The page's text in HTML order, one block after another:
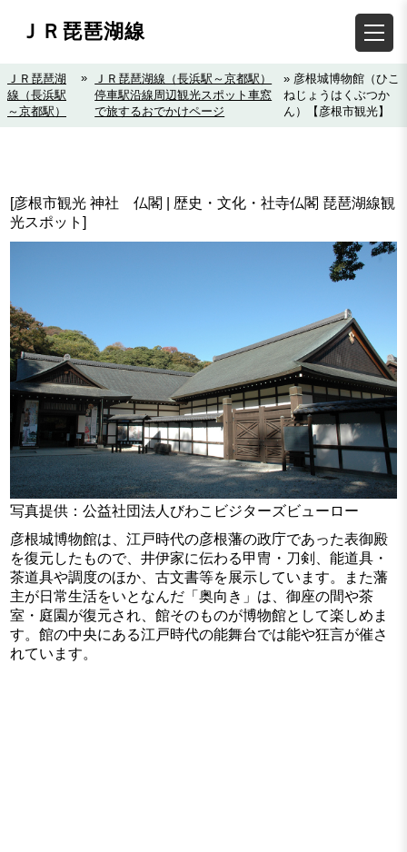
ＪＲ琵琶湖線
ＪＲ琵琶湖
線（長浜駅
～京都駅）
»
ＪＲ琵琶湖線（長浜駅～京都駅）
停車駅沿線周辺観光スポット車窓
で旅するおでかけページ
» 彦根城博物館（ひこ
ねじょうはくぶつか
ん）【彦根市観光】
[彦根市観光 神社 仏閣 | 歴史・文化・社寺仏閣 琵琶湖線観
光スポット]
写真提供：公益社団法人びわこビジターズビューロー
彦根城博物館は、江戸時代の彦根藩の政庁であった表御殿
を復元したもので、井伊家に伝わる甲冑・刀剣、能道具・
茶道具や調度のほか、古文書等を展示しています。また藩
主が日常生活をいとなんだ「奥向き」は、御座の間や茶
室・庭園が復元され、館そのものが博物館として楽しめま
す。館の中央にある江戸時代の能舞台では能や狂言が催さ
れています。